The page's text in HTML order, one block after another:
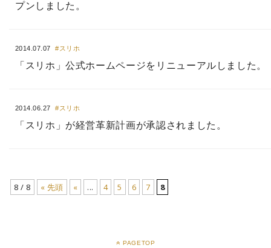
プンしました。
2014.07.07 #スリホ
「スリホ」公式ホームページをリニューアルしました。
2014.06.27 #スリホ
「スリホ」が経営革新計画が承認されました。
8 / 8 « 先頭 « ... 4 5 6 7 8
PAGETOP